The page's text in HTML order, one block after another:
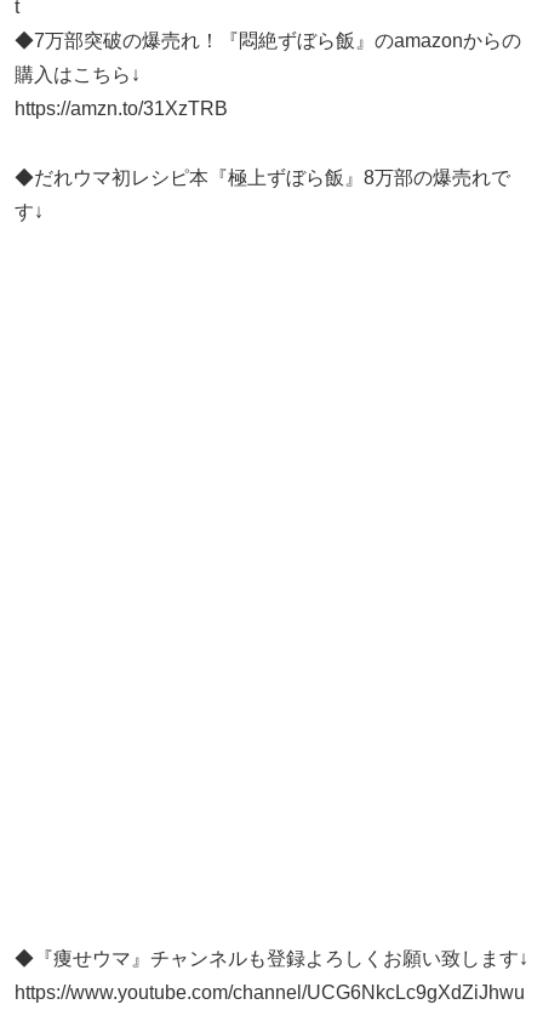
t
◆7万部突破の爆売れ！『悶絶ずぼら飯』のamazonからの
購入はこちら↓
https://amzn.to/31XzTRB
◆だれウマ初レシピ本『極上ずぼら飯』8万部の爆売れで
す↓
◆『痩せウマ』チャンネルも登録よろしくお願い致します↓
https://www.youtube.com/channel/UCG6NkcLc9gXdZiJhwu